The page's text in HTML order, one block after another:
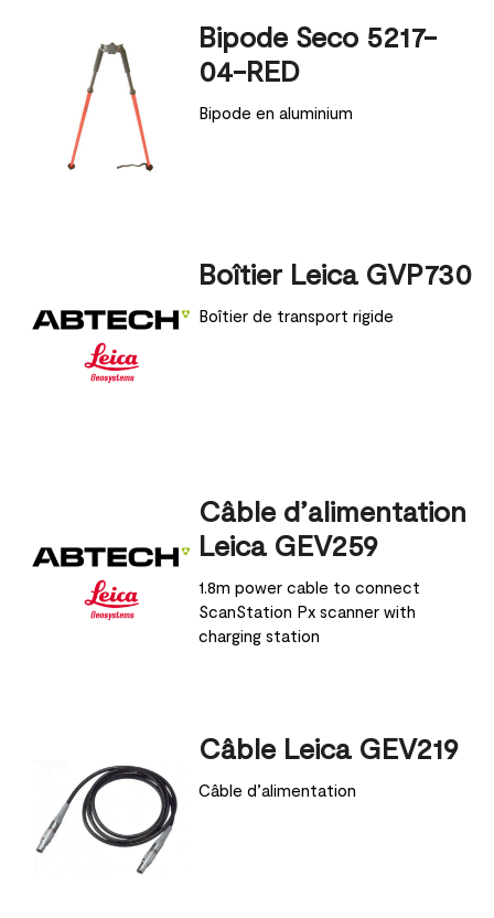
Bipode Seco 5217-
04-RED
Bipode en aluminium
Boîtier Leica GVP730
Boîtier de transport rigide
Câble d’alimentation
Leica GEV259
1.8m power cable to connect
ScanStation Px scanner with
charging station
Câble Leica GEV219
Câble d’alimentation